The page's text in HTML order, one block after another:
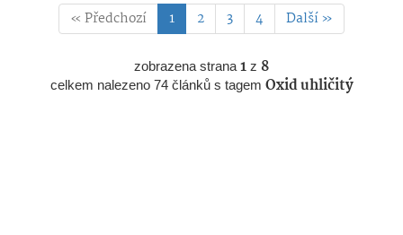
« Předchozí 1 2 3 4 Další »
zobrazena strana1z 8
celkem nalezeno 74 článků s tagem Oxid uhličitý